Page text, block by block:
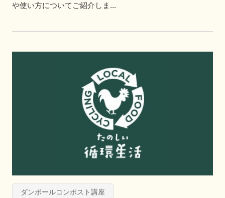
や使い方についてご紹介しま...
ダンボールコンポスト講座